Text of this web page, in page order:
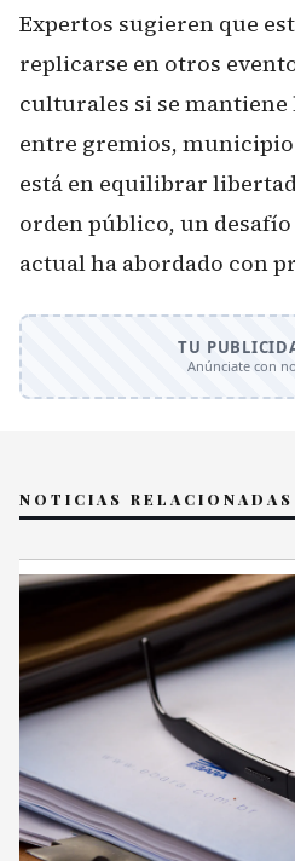
Expertos sugieren que
replicarse en otros
culturales si se
entre gremios,
está en equilibrar
orden público, un
actual ha abordado con
TU
Anúnciate con
NOTICIAS RELACIONADAS